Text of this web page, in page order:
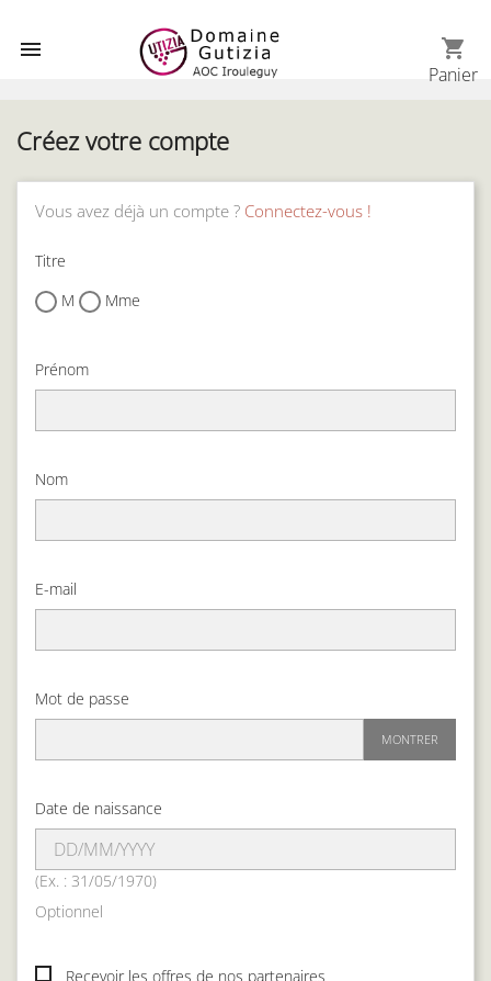
 shopping_cart
Panier
Créez votre compte
Vous avez déjà un compte ? Connectez-vous !
Titre
M
Mme
Prénom
Nom
E-mail
Mot de passe
MONTRER
Date de naissance
(Ex. : 31/05/1970)
Optionnel
Recevoir les offres de nos partenaires